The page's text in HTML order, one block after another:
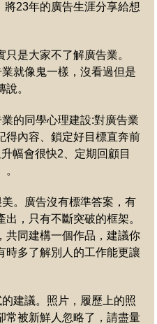
將23年的廣告生涯分享給想
是大家不了解廣告業。
就像鬼一樣，沒看過但是
。
的同學心理建設:對廣告業
得內容、 鎖定好目標直奔前
幅會很快2、 定期回顧目
。廣告沒有標準答案，有
，只有不斷突破的框架。
共同建構一個作品，建議你
時多了解別人的工作能更讓
建議。照片，履歷上的照
常被新鮮人忽略了，請盡量